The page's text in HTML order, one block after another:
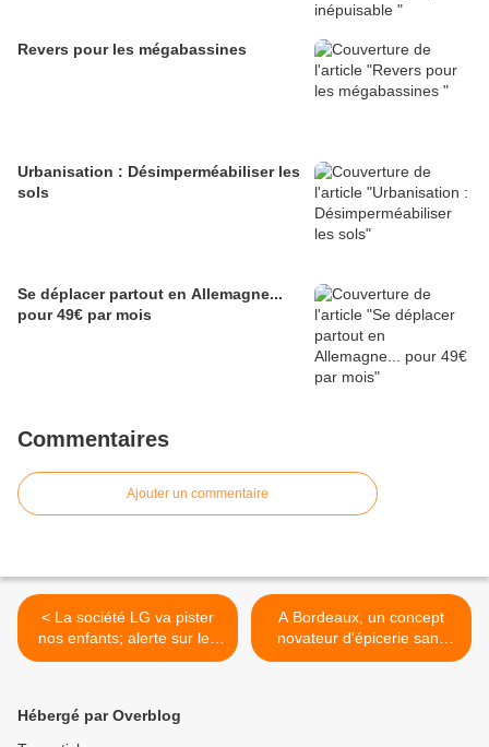
Revers pour les mégabassines
Urbanisation : Désimperméabiliser les
sols
Se déplacer partout en Allemagne...
pour 49€ par mois
Commentaires
Ajouter un commentaire
< La société LG va pister
nos enfants; alerte sur les
champs
A Bordeaux, un concept
novateur d'épicerie sans
emballages jetables >
Hébergé par Overblog